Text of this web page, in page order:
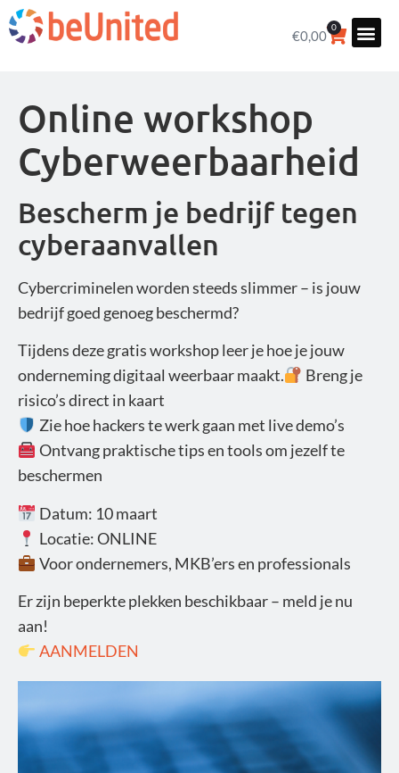
€0,00
0
Online workshop
Cyberweerbaarheid
Bescherm je bedrijf tegen
cyberaanvallen
Cybercriminelen worden steeds slimmer – is jouw
bedrijf goed genoeg beschermd?
Tijdens deze gratis workshop leer je hoe je jouw
onderneming digitaal weerbaar maakt.
Breng je
risico’s direct in kaart
Zie hoe hackers te werk gaan met live demo’s
Ontvang praktische tips en tools om jezelf te
beschermen
Datum: 10 maart
Locatie: ONLINE
Voor ondernemers, MKB’ers en professionals
Er zijn beperkte plekken beschikbaar – meld je nu
aan!
AANMELDEN